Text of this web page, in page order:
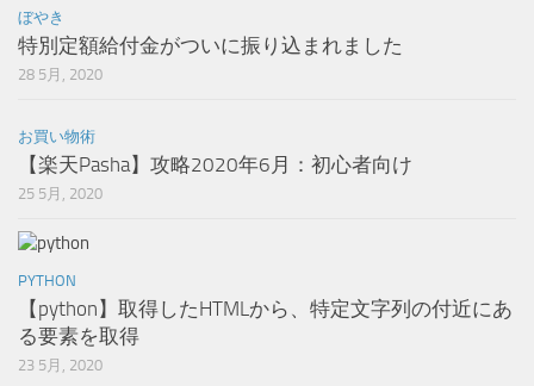
ぼやき
特別定額給付金がついに振り込まれました
28 5月, 2020
お買い物術
【楽天Pasha】攻略2020年6月：初心者向け
25 5月, 2020
PYTHON
【python】取得したHTMLから、特定文字列の付近にあ
る要素を取得
23 5月, 2020